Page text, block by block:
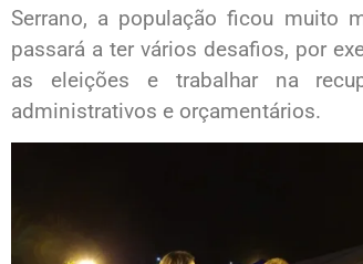
Serrano, a população ficou muito
passará a ter vários desafios, por
as eleições e trabalhar na
administrativos e orçamentários.